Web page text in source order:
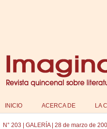
INICIO ACERCA DE LA
N° 203 GALERÍA| 28 de marzo de